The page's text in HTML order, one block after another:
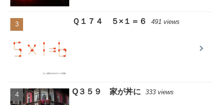
Ｑ１７４ ５×１＝６ 491 views
Q３５９ 家が丼に 333 views